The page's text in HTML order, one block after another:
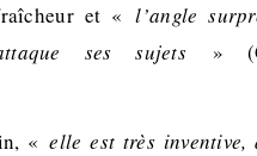
et «l’angle
ses sujets »
« elle est très inventive,